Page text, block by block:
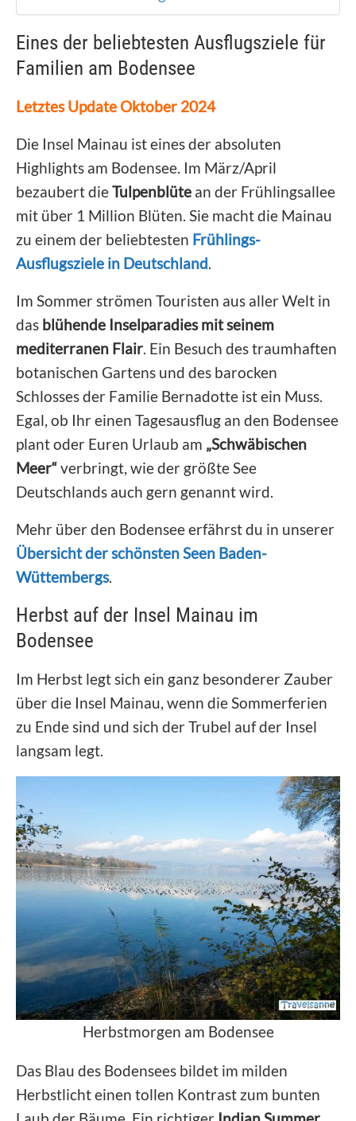
Eines der beliebtesten Ausflugsziele für
Familien am Bodensee
Letztes Update Oktober 2024
Die Insel Mainau ist eines der absoluten
Highlights am Bodensee. Im März/April
bezaubert dieTulpenblüte an der Frühlingsallee
mit über 1 Million Blüten. Sie macht die Mainau
zu einem der beliebtesten Frühlings-
Ausflugsziele in Deutschland.
Im Sommer strömen Touristen aus aller Welt in
das blühende Inselparadies mit seinem
mediterranen Flair. Ein Besuch des traumhaften
botanischen Gartens und des barocken
Schlosses der Familie Bernadotte ist ein Muss.
Egal, ob Ihr einen Tagesausflug an den Bodensee
plant oder Euren Urlaub am „Schwäbischen
Meer“verbringt, wie der größte See
Deutschlands auch gern genannt wird.
Mehr über den Bodensee erfährst du in unserer
Übersicht der schönsten Seen Baden-
Wüttembergs.
Herbst auf der Insel Mainau im
Bodensee
Im Herbst legt sich ein ganz besonderer Zauber
über die Insel Mainau, wenn die Sommerferien
zu Ende sind und sich der Trubel auf der Insel
langsam legt.
Herbstmorgen am Bodensee
Das Blau des Bodensees bildet im milden
Herbstlicht einen tollen Kontrast zum bunten